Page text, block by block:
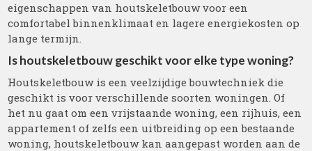
eigenschappen van houtskeletbouw voor een
comfortabel binnenklimaat en lagere energiekosten op
lange termijn.
Is houtskeletbouw geschikt voor elke type woning?
Houtskeletbouw is een veelzijdige bouwtechniek die
geschikt is voor verschillende soorten woningen. Of
het nu gaat om een vrijstaande woning, een rijhuis, een
appartement of zelfs een uitbreiding op een bestaande
woning, houtskeletbouw kan aangepast worden aan de